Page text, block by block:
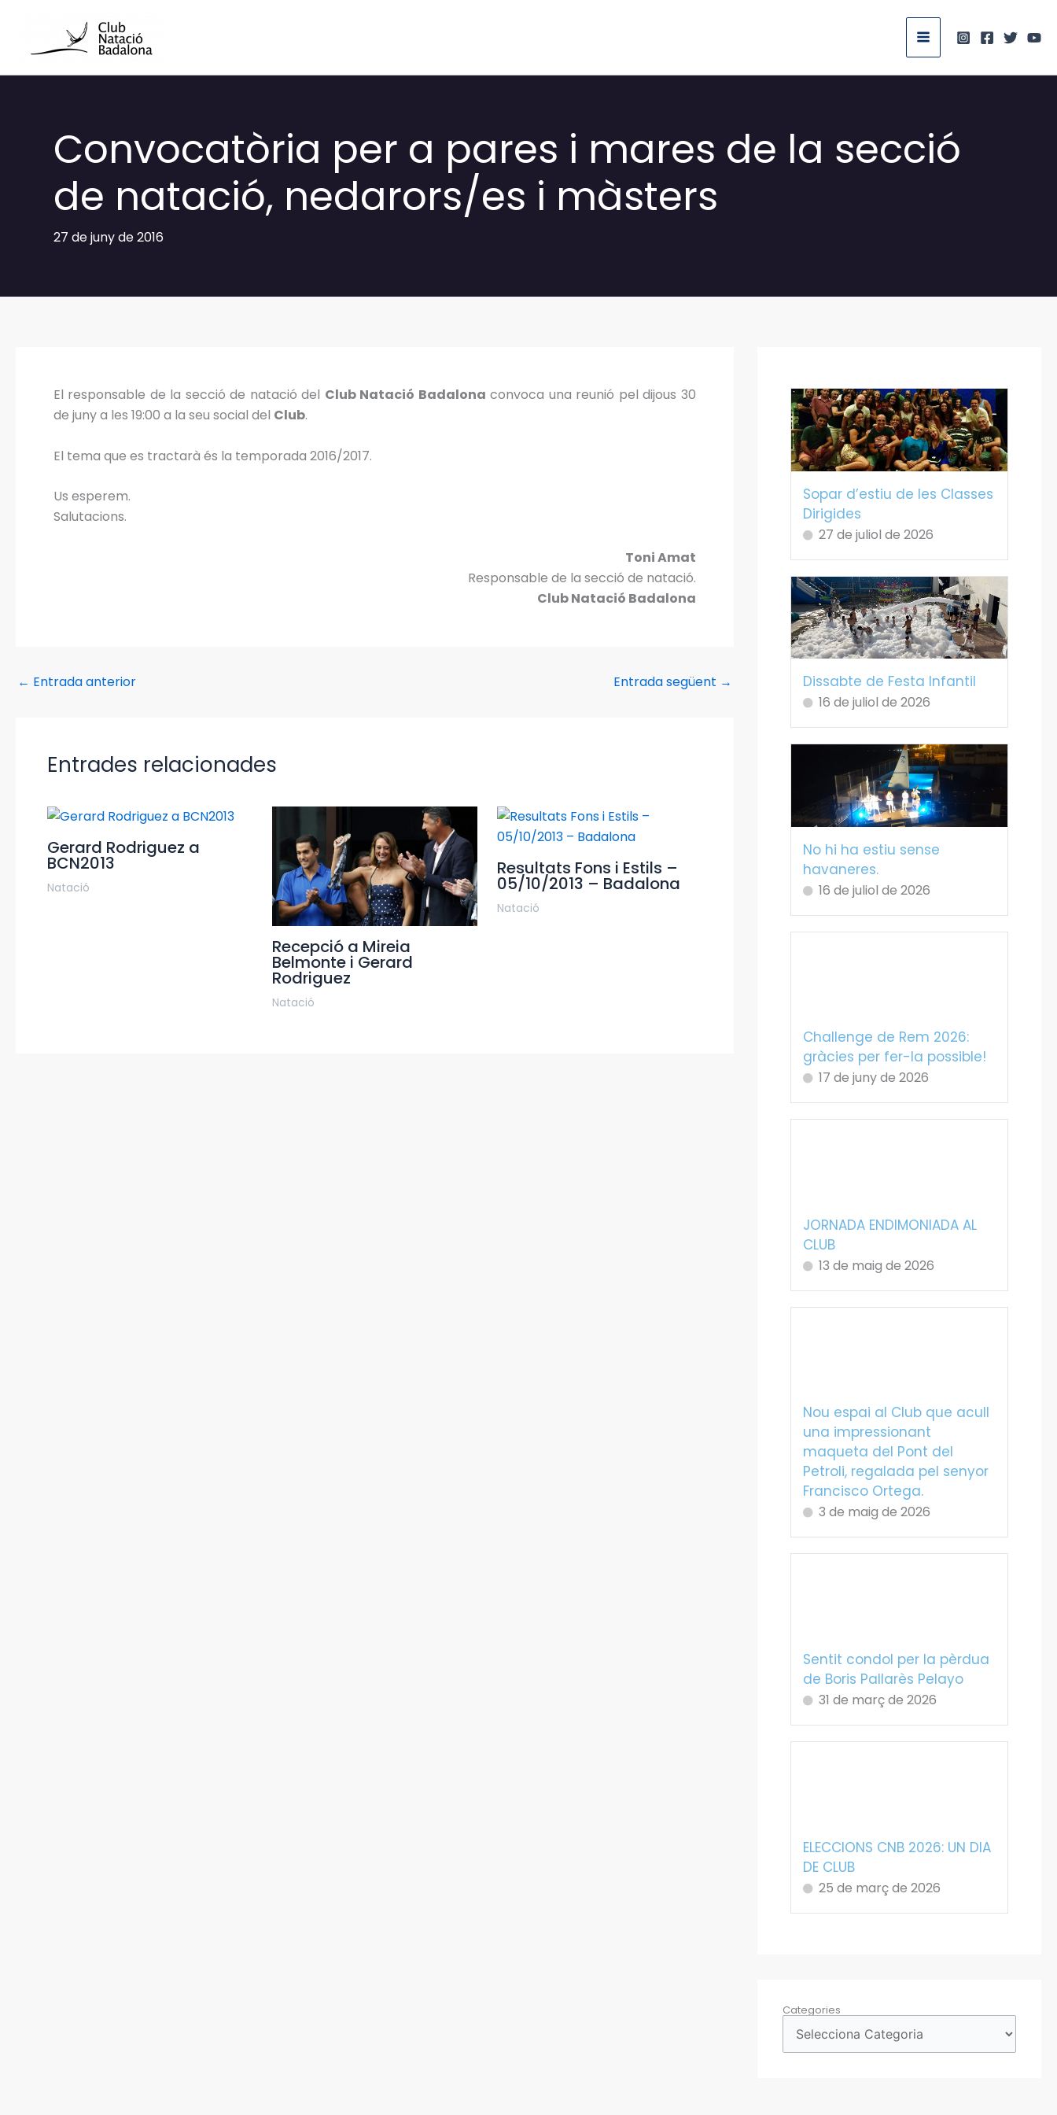
contingut
Convocatòria per a pares i mares de la secció
de natació, nedarors/es i màsters
27 de juny de 2016
El responsable de la secció de natació del Club Natació Badalona convoca una reunió pel dijous 30
de juny a les 19:00 a la seu social del Club.
El tema que es tractarà és la temporada 2016/2017.
Us esperem.
Salutacions.
Toni Amat
Responsable de la secció de natació.
Club Natació Badalona
← Entrada anterior Entrada següent →
Entrades relacionades
Gerard Rodriguez a
BCN2013
Natació
Recepció a Mireia
Belmonte i Gerard
Rodriguez
Natació
Resultats Fons i Estils –
05/10/2013 – Badalona
Natació
Sopar d’estiu de les Classes
Dirigides
27 de juliol de 2026
Dissabte de Festa Infantil
16 de juliol de 2026
No hi ha estiu sense
havaneres.
16 de juliol de 2026
Challenge de Rem 2026:
gràcies per fer-la possible!
17 de juny de 2026
JORNADA ENDIMONIADA AL
CLUB
13 de maig de 2026
Nou espai al Club que acull
una impressionant
maqueta del Pont del
Petroli, regalada pel senyor
Francisco Ortega.
3 de maig de 2026
Sentit condol per la pèrdua
de Boris Pallarès Pelayo
31 de març de 2026
ELECCIONS CNB 2026: UN DIA
DE CLUB
25 de març de 2026
Categories